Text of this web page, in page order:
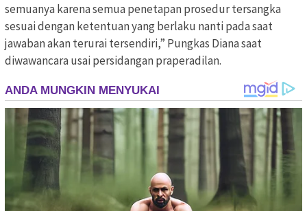
semuanya karena semua penetapan prosedur tersangka
sesuai dengan ketentuan yang berlaku nanti pada saat
jawaban akan terurai tersendiri,” Pungkas Diana saat
diwawancara usai persidangan praperadilan.